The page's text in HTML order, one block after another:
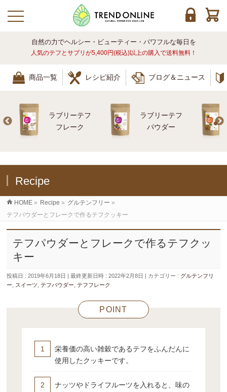
toggle navigation
自然の力でヘルシー・ビューティー・パワフルな毎日を
人気のテフとサプリが5,400円(税込)以上の購入で送料無料！
商品一覧 レシピ紹介 ブログ＆ニュース
ラブリーテフ
フレーク
ラブリーテフ
パウダー
Recipe
HOME » Recipe » グルテンフリー »
テフパウダーとフレークで作るテフクッキー
テフパウダーとフレークで作るテフクッ
キー
投稿日 : 2019年6月18日 最終更新日時 : 2022年2月8日 カテゴリー : グルテンフリ
ー
スイーツ ,テフパウダー ,テフフレーク
POINT
栄養価の高い雑穀であるテフをふんだんに
使用したクッキーです。
ナッツやドライフルーツを入れると、味の